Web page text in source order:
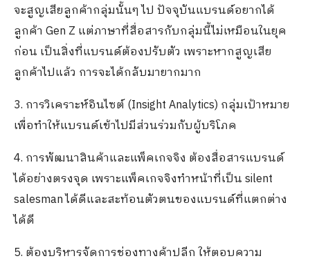
จะสูญเสียลูกค้ากลุ่มนั้นๆ ไป ปัจจุบันแบรนด์อยากได้
ลูกค้า Gen Z แต่ภาษาที่สื่อสารกับกลุ่มนี้ไม่เหมือนในยุค
ก่อน เป็นสิ่งที่แบรนด์ต้องปรับตัว เพราะหากสูญเสีย
ลูกค้าไปแล้ว การจะได้กลับมายากมาก
3. การวิเคราะห์อินไซต์ (Insight Analytics) กลุ่มเป้าหมาย
เพื่อทำให้แบรนด์เข้าไปมีส่วนร่วมกับผู้บริโภค
4. การพัฒนาสินค้าและแพ็คเกจจิง ต้องสื่อสารแบรนด์
ได้อย่างตรงจุด เพราะแพ็คเกจจิงทำหน้าที่เป็น silent
salesman ได้ดีและสะท้อนตัวตนของแบรนด์ที่แตกต่าง
ได้ดี
5. ต้องบริหารจัดการช่องทางค้าปลีก ให้ตอบความ